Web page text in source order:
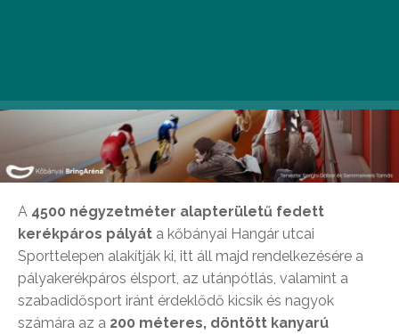
A 4500 négyzetméter alapterületű fedett
kerékpáros pályát a kőbányai Hangár utcai
Sporttelepen alakítják ki, itt áll majd rendelkezésére a
pályakerékpáros élsport, az utánpótlás, valamint a
szabadidősport iránt érdeklődő kicsik és nagyok
számára az a 200 méteres, döntött kanyarú